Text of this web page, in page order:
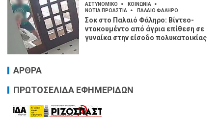
ΑΣΤΥΝΟΜΙΚΟ
ΚΟΙΝΩΝΙΑ
ΝΟΤΙΑ ΠΡΟΑΣΤΙΑ
ΠΑΛΑΙΟ ΦΑΛΗΡΟ
Σοκ στο Παλαιό Φάληρο: Βίντεο-
ντοκουμέντο από άγρια επίθεση σε
γυναίκα στην είσοδο πολυκατοικίας
ΑΡΘΡΑ
ΠΡΩΤΟΣΕΛΙΔΑ ΕΦΗΜΕΡΙΔΩΝ